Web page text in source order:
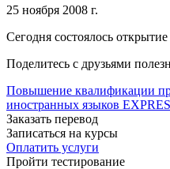
25 ноября 2008 г.
Сегодня состоялось
Поделитесь с друзьями
Повышение квалификации
иностранных языков
Заказать перевод
Записаться на курсы
Оплатить услуги
Пройти тестирование